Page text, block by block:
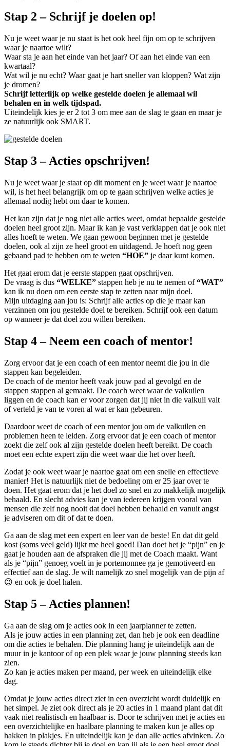
Stap 2 – Schrijf je doelen op!
Nu je weet waar je nu staat is het ook heel fijn om op te schrijven
waar je naartoe wilt?
Waar sta je aan het einde van het jaar? Of aan het einde van een
kwartaal?
Wat wil je nu echt? Waar gaat je hart sneller van kloppen? Wat zijn
je dromen?
Schrijf letterlijk op welke gestelde doelen je allemaal wil
behalen en in welk tijdspad.
Uiteindelijk kies je er 2 tot 3 om mee aan de slag te gaan en maar je
ze natuurlijk ook SMART.
Stap 3 – Acties opschrijven!
Nu je weet waar je staat op dit moment en je weet waar je naartoe
wil, is het heel belangrijk om op te gaan schrijven welke acties je
allemaal nodig hebt om daar te komen.
Het kan zijn dat je nog niet alle acties weet, omdat bepaalde gestelde
doelen heel groot zijn. Maar ik kan je vast verklappen dat je ook niet
alles hoeft te weten. We gaan gewoon beginnen met je gestelde
doelen, ook al zijn ze heel groot en uitdagend. Je hoeft nog geen
gebaand pad te hebben om te weten “HOE” je daar kunt komen.
Het gaat erom dat je eerste stappen gaat opschrijven.
De vraag is dus “WELKE” stappen heb je nu te nemen of“WAT”
kan ik nu doen om een eerste stap te zetten naar mijn doel.
Mijn uitdaging aan jou is: Schrijf alle acties op die je maar kan
verzinnen om jou gestelde doel te bereiken. Schrijf ook een datum
op wanneer je dat doel zou willen bereiken.
Stap 4 – Neem een coach of mentor!
Zorg ervoor dat je een coach of een mentor neemt die jou in die
stappen kan begeleiden.
De coach of de mentor heeft vaak jouw pad al gevolgd en de
stappen stappen al gemaakt. De coach weet waar de valkuilen
liggen en de coach kan er voor zorgen dat jij niet in die valkuil valt
of verteld je van te voren al wat er kan gebeuren.
Daardoor weet de coach of een mentor jou om de valkuilen en
problemen heen te leiden. Zorg ervoor dat je een coach of mentor
zoekt die zelf ook al zijn gestelde doelen heeft bereikt. De coach
moet een echte expert zijn die weet waar die het over heeft.
Zodat je ook weet waar je naartoe gaat om een snelle en effectieve
manier! Het is natuurlijk niet de bedoeling om er 25 jaar over te
doen. Het gaat erom dat je het doel zo snel en zo makkelijk mogelijk
behaald. En slecht advies kan je van iedereen krijgen vooral van
mensen die zelf nog nooit dat doel hebben behaald en vanuit angst
je adviseren om dit of dat te doen.
Ga aan de slag met een expert en leer van de beste! En dat dit geld
kost (soms veel geld) lijkt me heel goed! Dan doet het je “pijn” en je
gaat je houden aan de afspraken die jij met de Coach maakt. Want
als je “pijn” genoeg voelt in je portemonnee ga je gemotiveerd en
effectief aan de slag. Je wilt namelijk zo snel mogelijk van de pijn af
😉 en ook je doel halen.
Stap 5 – Acties plannen!
Ga aan de slag om je acties ook in een jaarplanner te zetten.
Als je jouw acties in een planning zet, dan heb je ook een deadline
om die acties te behalen. Die planning hang je uiteindelijk aan de
muur in je kantoor of op een plek waar je jouw planning steeds kan
zien.
Zo kan je acties maken per maand, per week en uiteindelijk elke
dag.
Omdat je jouw acties direct ziet in een overzicht wordt duidelijk en
het simpel. Je ziet ook direct als je 20 acties in 1 maand plant dat dit
vaak niet realistisch en haalbaar is. Door te schrijven met je acties en
een overzichtelijke en haalbare planning te maken kun je alles op
hakken in plakjes. En uiteindelijk kan je dan alle acties afvinken. Zo